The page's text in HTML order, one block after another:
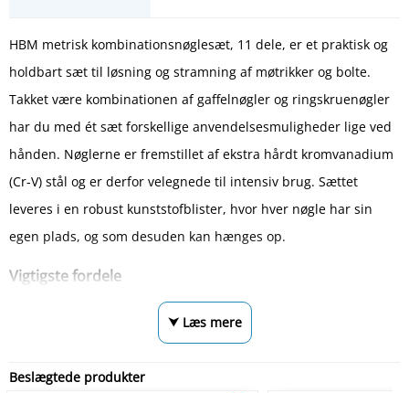
HBM metrisk kombinationsnøglesæt, 11 dele, er et praktisk og
holdbart sæt til løsning og stramning af møtrikker og bolte.
Takket være kombinationen af gaffelnøgler og ringskruenøgler
har du med ét sæt forskellige anvendelsesmuligheder lige ved
hånden. Nøglerne er fremstillet af ekstra hårdt kromvanadium
(Cr-V) stål og er derfor velegnede til intensiv brug. Sættet
leveres i en robust kunststofblister, hvor hver nøgle har sin
egen plads, og som desuden kan hænges op.
Vigtigste fordele
⮟ Læs mere
Beslægtede produkter